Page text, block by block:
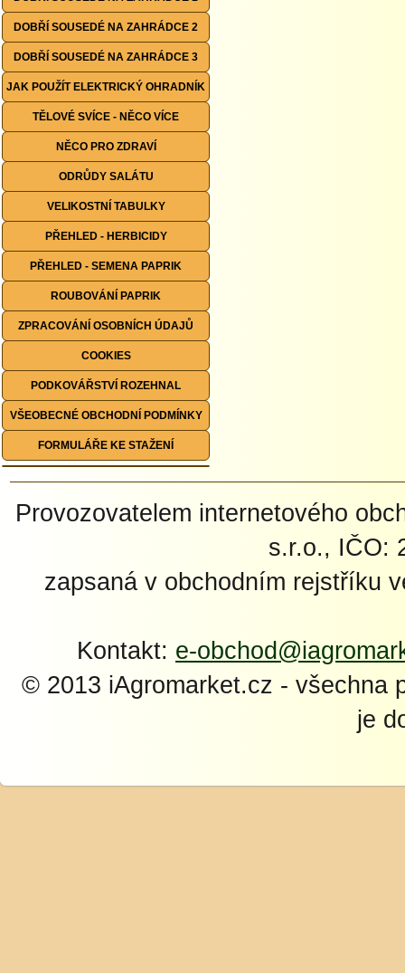
DOBŘÍ SOUSEDÉ NA ZAHRÁDCE 2
DOBŘÍ SOUSEDÉ NA ZAHRÁDCE 3
JAK POUŽÍT ELEKTRICKÝ OHRADNÍK
TĚLOVÉ SVÍCE - NĚCO VÍCE
NĚCO PRO ZDRAVÍ
ODRŮDY SALÁTU
VELIKOSTNÍ TABULKY
PŘEHLED - HERBICIDY
PŘEHLED - SEMENA PAPRIK
ROUBOVÁNÍ PAPRIK
ZPRACOVÁNÍ OSOBNÍCH ÚDAJŮ
COOKIES
PODKOVÁŘSTVÍ ROZEHNAL
VŠEOBECNÉ OBCHODNÍ PODMÍNKY
FORMULÁŘE KE STAŽENÍ
Provozovatelem internetového
s.r.o., IČO:
zapsaná v obchodním rejstříku
Kontakt: e-
© 2013 iAgromarket.cz - všechna
je